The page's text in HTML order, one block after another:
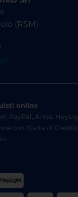
(RSM)
online
PayPal, Alma,
con: Carta di